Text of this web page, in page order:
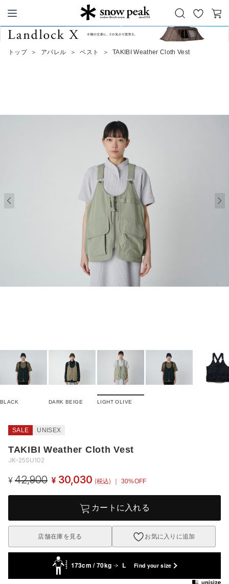
Snow Peak
お
気
カ
トップ ＞ アパレル ＞ ベスト ＞ TAKIBI Weather Cloth Vest
BLACK DARK BEIGE LIGHT OLIVE
SALE UNISEX
TAKIBI Weather Cloth Vest
JK-25SU102
¥ 42,900 ¥ 30,030 (税込) ｜ 30%OFF
カートに入れる
店舗在庫を見る お気に入りに追加
173cm / 70kg L Find your size